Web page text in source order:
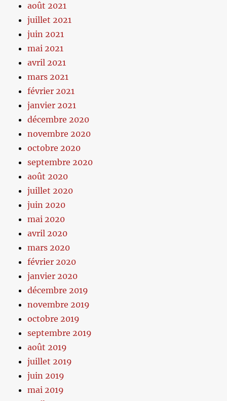
août 2021
juillet 2021
juin 2021
mai 2021
avril 2021
mars 2021
février 2021
janvier 2021
décembre 2020
novembre 2020
octobre 2020
septembre 2020
août 2020
juillet 2020
juin 2020
mai 2020
avril 2020
mars 2020
février 2020
janvier 2020
décembre 2019
novembre 2019
octobre 2019
septembre 2019
août 2019
juillet 2019
juin 2019
mai 2019